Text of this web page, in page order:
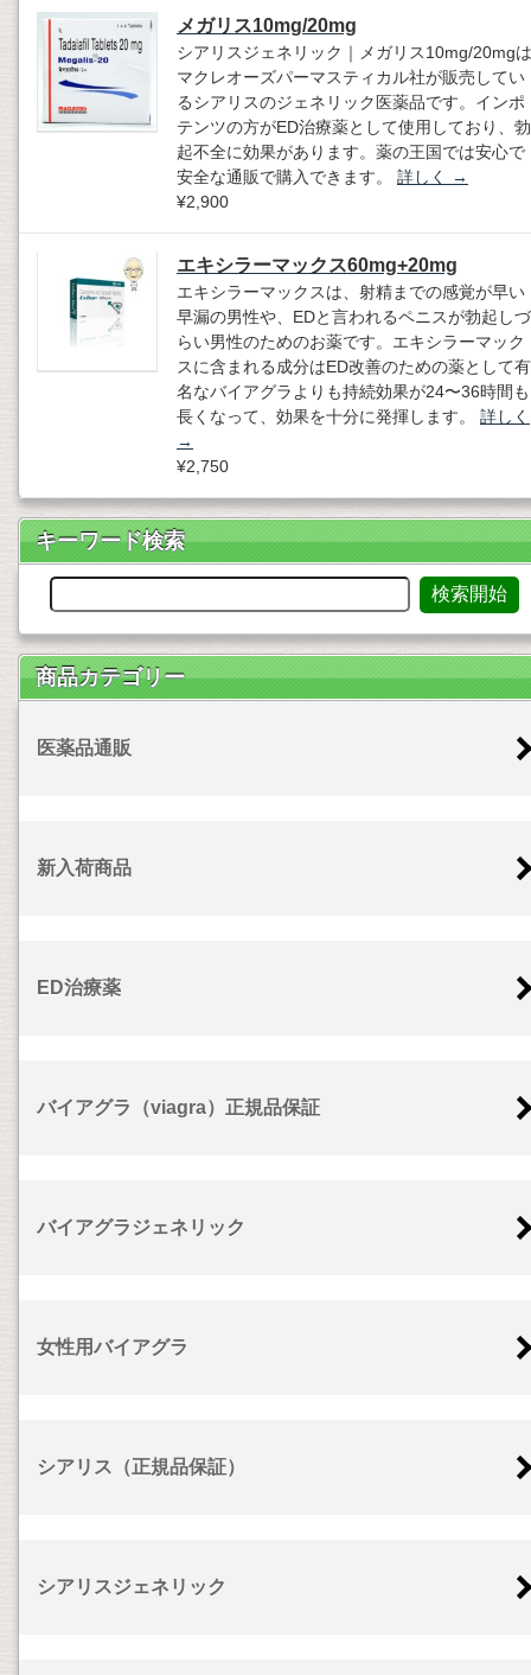
メガリス10mg/20mg
シアリスジェネリック｜メガリス10mg/20mgは
マクレオーズパーマスティカル社が販売してい
るシアリスのジェネリック医薬品です。インポ
テンツの方がED治療薬として使用しており、勃
起不全に効果があります。薬の王国では安心で
安全な通販で購入できます。 詳しく
→
¥2,900
エキシラーマックス60mg+20mg
エキシラーマックスは、射精までの感覚が早い
早漏の男性や、EDと言われるペニスが勃起しづ
らい男性のためのお薬です。エキシラーマック
スに含まれる成分はED改善のための薬として有
名なバイアグラよりも持続効果が24〜36時間も
長くなって、効果を十分に発揮します。 詳しく
→
¥2,750
キーワード検索
商品カテゴリー
医薬品通販
新入荷商品
ED治療薬
バイアグラ（viagra）正規品保証
バイアグラジェネリック
女性用バイアグラ
シアリス（正規品保証）
シアリスジェネリック